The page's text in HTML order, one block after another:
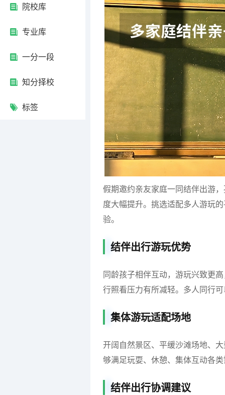
院校库
专业库
一分一段
知分择校
标签
假期邀约亲友家庭一同结伴出游
度大幅提升。挑选适配多人游玩
验。
结伴出行游玩优势
同龄孩子相伴互动，游玩兴致更
行照看压力有所减轻。多人同行
集体游玩适配场地
开阔自然景区、平缓沙滩场地、
够满足玩耍、休憩、集体互动各
结伴出行协调建议